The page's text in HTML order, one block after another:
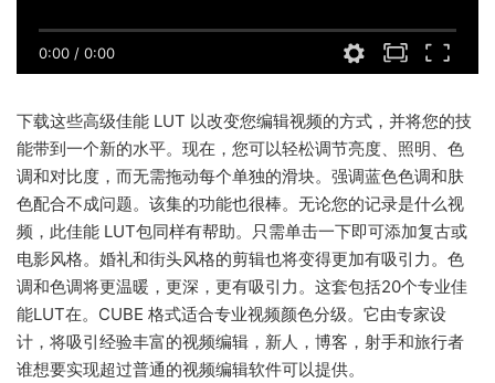
0:00 / 0:00
下载这些高级佳能 LUT 以改变您编辑视频的方式，并将您的技
能带到一个新的水平。现在，您可以轻松调节亮度、照明、色
调和对比度，而无需拖动每个单独的滑块。 强调蓝色色调和肤
色配合不成问题。该集的功能也很棒。无论您的记录是什么视
频，此佳能 LUT包同样有帮助。只需单击一下即可添加复古或
电影风格。婚礼和街头风格的剪辑也将变得更加有吸引力。色
调和色调将更温暖，更深，更有吸引力。这套包括20个专业佳
能LUT在。CUBE 格式适合专业视频颜色分级。它由专家设
计，将吸引经验丰富的视频编辑，新人，博客，射手和旅行者
谁想要实现超过普通的视频编辑软件可以提供。